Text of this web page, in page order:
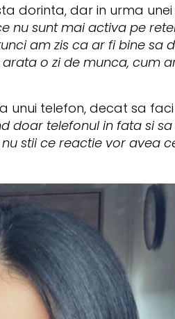
dorinta, dar in urma unei
nu sunt mai activa pe
am zis ca ar fi bine sa
o zi de munca, cum
telefon, decat sa
doar telefonul in fata si
stii ce reactie vor avea